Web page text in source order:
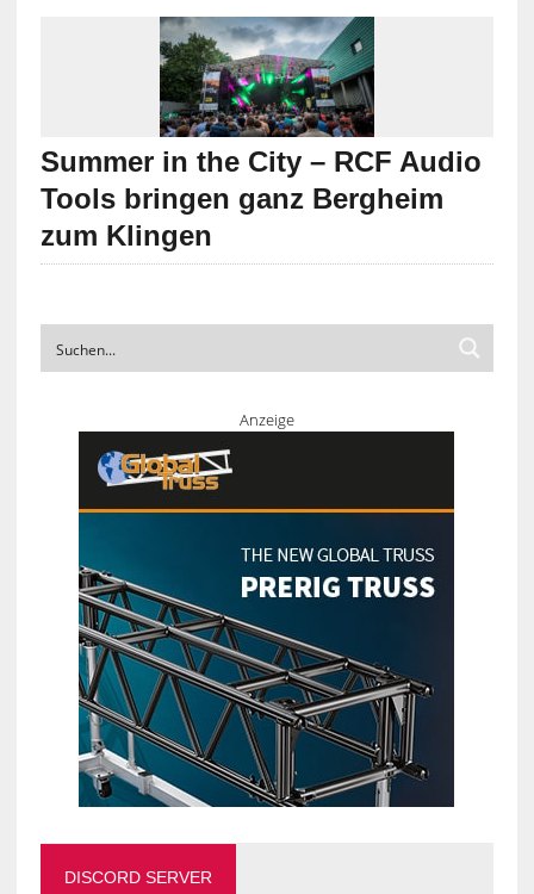
Summer in the City – RCF Audio
Tools bringen ganz Bergheim
zum Klingen
Anzeige
DISCORD SERVER